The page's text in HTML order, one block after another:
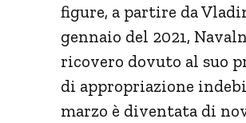
figure, a partire da
gennaio del 2021,
ricovero dovuto al suo
di appropriazione
marzo è diventata di